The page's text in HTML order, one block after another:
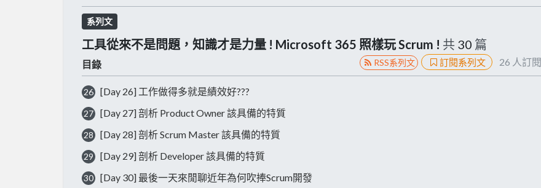
系列文
工具從來不是問題，知識才是力量 ! Microsoft 365 照樣玩 Scrum ! 共 30 篇
目錄 RSS系列文 訂閱系列文 26 人訂閱
26 [Day 26] 工作做得多就是績效好???
27 [Day 27] 剖析 Product Owner 該具備的特質
28 [Day 28] 剖析 Scrum Master 該具備的特質
29 [Day 29] 剖析 Developer 該具備的特質
30 [Day 30] 最後一天來閒聊近年為何吹捧Scrum開發